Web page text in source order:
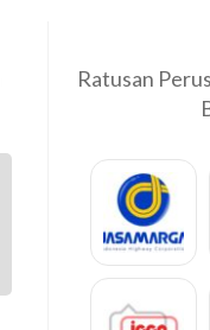
Pertama kali
overall
yang didapat
Ratusan